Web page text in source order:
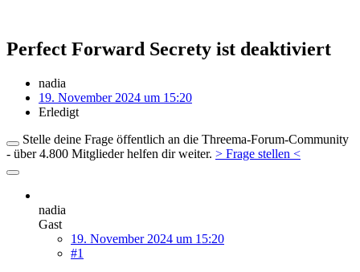
Perfect Forward Secrety ist deaktiviert
nadia
19. November 2024 um 15:20
Erledigt
Stelle deine Frage öffentlich an die Threema-Forum-Community
- über 4.800 Mitglieder helfen dir weiter. > Frage stellen <
nadia
Gast
19. November 2024 um 15:20
#1